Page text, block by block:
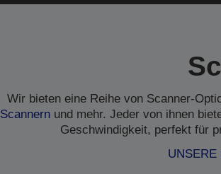
Wir bieten eine Reihe von Scanner-
Scannern und mehr. Jeder von ihnen
Geschwindigkeit, perfekt für
UNSERE